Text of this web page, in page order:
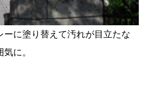
に塗り替えて汚れが目立たな
に。